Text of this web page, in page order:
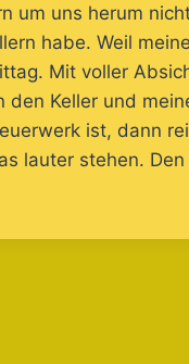
um uns herum
habe. Weil
Mit voller
den Keller und
ist, dann
lauter stehen. Den